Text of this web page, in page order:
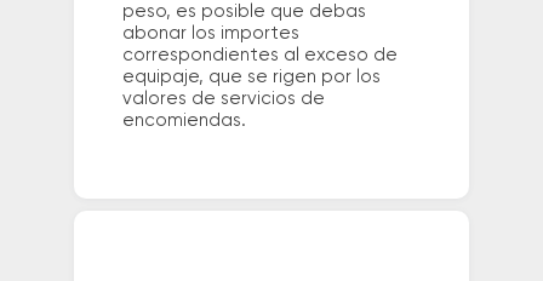
peso, es posible que debas
abonar los importes
correspondientes al exceso de
equipaje, que se rigen por los
valores de servicios de
encomiendas.